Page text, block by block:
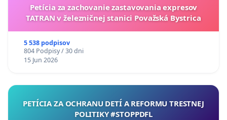
Petícia za zachovanie zastavovania expresov
TATRAN v železničnej stanici Považská Bystrica
5 538 podpisov
804 Podpisy / 30 dni
15 Jun 2026
PETÍCIA ZA OCHRANU DETÍ A REFORMU TRESTNEJ
POLITIKY #STOPPDFL